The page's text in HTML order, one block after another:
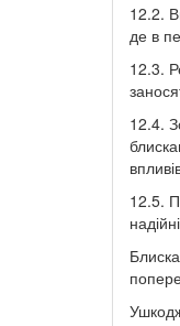
12.2.
де в
12.3.
12.4.
12.5.